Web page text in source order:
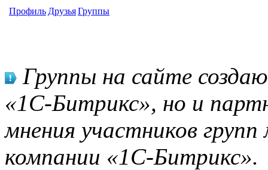
Профиль ДрузьяГруппы
Группы на сайте
«1С-Битрикс», но и
мнения участников
компании «1С-Битрикс».